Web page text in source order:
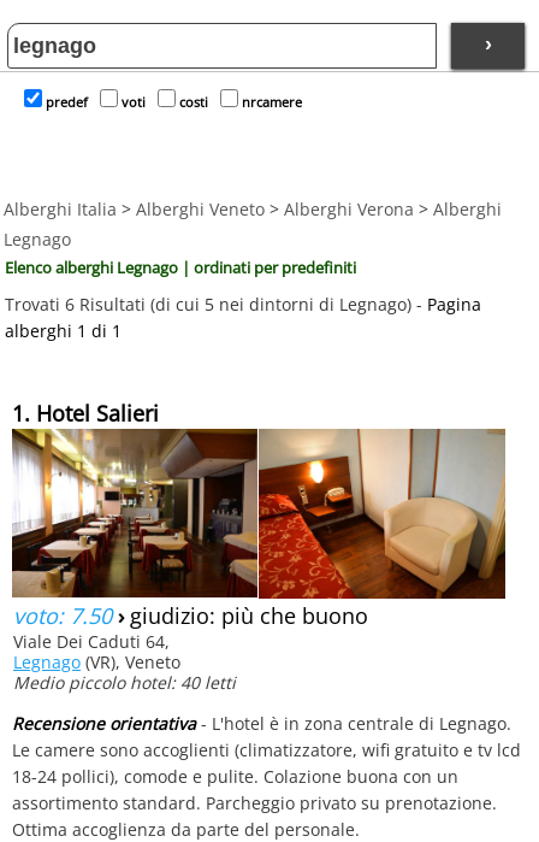
›
predef voti costi nrcamere
Alberghi Italia > Alberghi Veneto > Alberghi Verona > Alberghi
Legnago
Elenco alberghi Legnago | ordinati per predefiniti
Trovati 6 Risultati (di cui 5 nei dintorni di Legnago) - Pagina
alberghi 1 di 1
1. Hotel Salieri
voto: 7.50› giudizio: più che buono
Viale Dei Caduti 64,
Legnago (VR), Veneto
Medio piccolo hotel: 40 letti
Recensione orientativa- L'hotel è in zona centrale di Legnago.
Le camere sono accoglienti (climatizzatore, wifi gratuito e tv lcd
18-24 pollici), comode e pulite. Colazione buona con un
assortimento standard. Parcheggio privato su prenotazione.
Ottima accoglienza da parte del personale.